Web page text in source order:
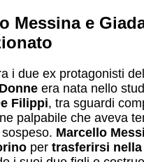
Messina e
i due ex protagonisti del
era nata nello
Filippi, tra sguardi
palpabile che aveva
Marcello
per trasferirsi